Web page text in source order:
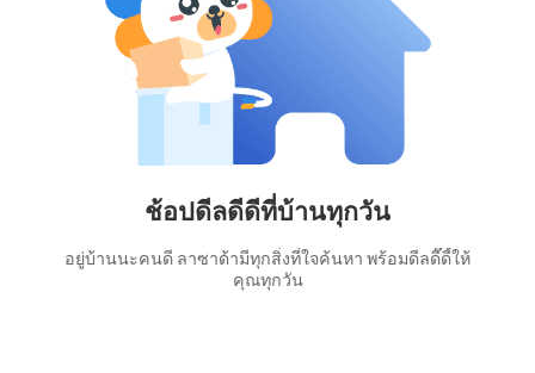
ช้อปดีลดีดีที่บ้านทุกวัน
อยู่บ้านนะคนดี ลาซาด้ามีทุกสิ่งที่ใจค้นหา พร้อมดีลดี๊ดี้ให้
คุณทุกวัน